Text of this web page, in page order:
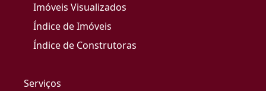
Imóveis Visualizados
Índice de Imóveis
Índice de Construtoras
Serviços